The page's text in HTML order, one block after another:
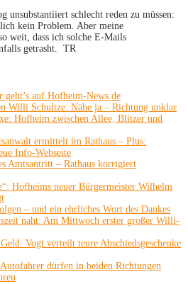
unsubstantiiert schlecht reden zu müssen:
kein Problem. Aber meine
weit, dass ich solche E-Mails
getrasht. TR
geht’s auf Hofheim-News.de
Willi Schultze: Nähe ja – Richtung unklar
Hofheim zwischen Allee, Blitzer und
ermittelt im Rathaus – Plus:
Info-Webseite
Amtsantritt – Rathaus korrigiert
Hofheims neuer Bürgermeister Wilhelm
– und ein ehrliches Wort des Dankes
naht: Am Mittwoch erster großer Willi-
Vogt verteilt teure Abschiedsgeschenke
dürfen in beiden Richtungen